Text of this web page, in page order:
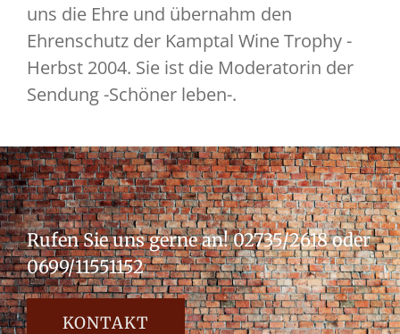
uns die Ehre und übernahm den
Ehrenschutz der Kamptal Wine Trophy -
Herbst 2004. Sie ist die Moderatorin der
Sendung -Schöner leben-.
Rufen Sie uns gerne an!02735/2618 oder
0699/11551152
KONTAKT